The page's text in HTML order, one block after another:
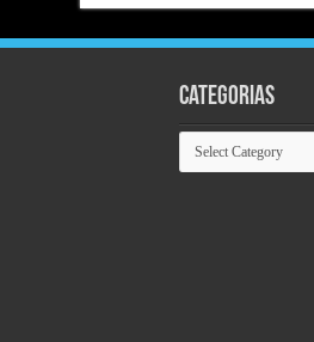
Categorias
Categorias